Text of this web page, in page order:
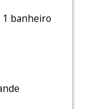
1 banheiro